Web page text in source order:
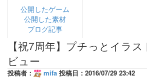
公開したゲーム
公開した素材
ブログ記事
【祝7周年】プチっとイラ
ビュー
投稿者： mifa 投稿日：2016/07/29 23:42